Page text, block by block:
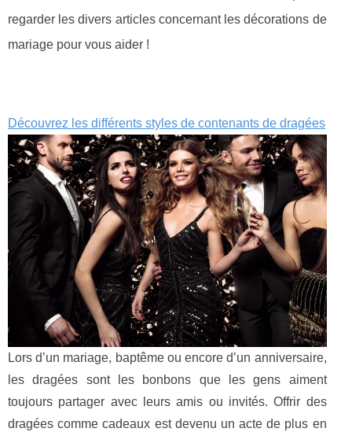
regarder les divers articles concernant les décorations de
mariage pour vous aider !
Découvrez les différents styles de contenants de dragées
Lors d’un mariage, baptême ou encore d’un anniversaire,
les dragées sont les bonbons que les gens aiment
toujours partager avec leurs amis ou invités. Offrir des
dragées comme cadeaux est devenu un acte de plus en